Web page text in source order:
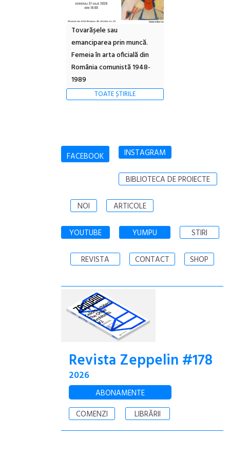
Tovarășele sau
emanciparea prin muncă.
Femeia în arta oficială din
România comunistă 1948-
1989
TOATE ȘTIRILE
FACEBOOK INSTAGRAM
BIBLIOTECA DE PROIECTE
NOI ARTICOLE
YOUTUBE YUMPU STIRI
REVISTA CONTACT SHOP
Revista Zeppelin #178
2026
ABONAMENTE
COMENZI
LIBRĂRII